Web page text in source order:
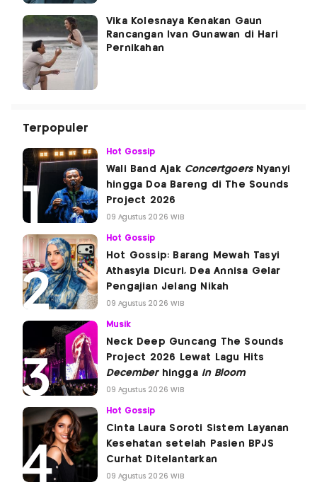
Vika Kolesnaya Kenakan Gaun
Rancangan Ivan Gunawan di Hari
Pernikahan
Terpopuler
Hot Gossip
Wali Band Ajak ConcertgoersNyanyi
hingga Doa Bareng di The Sounds
Project 2026
09 Agustus 2026 WIB
Hot Gossip
Hot Gossip: Barang Mewah Tasyi
Athasyia Dicuri, Dea Annisa Gelar
Pengajian Jelang Nikah
09 Agustus 2026 WIB
Musik
Neck Deep Guncang The Sounds
Project 2026 Lewat Lagu Hits
Decemberhingga In Bloom
09 Agustus 2026 WIB
Hot Gossip
Cinta Laura Soroti Sistem Layanan
Kesehatan setelah Pasien BPJS
Curhat Ditelantarkan
09 Agustus 2026 WIB